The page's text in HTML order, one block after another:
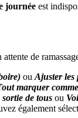
journée est
de
ou Ajuster les
marquer
de tous ou
également